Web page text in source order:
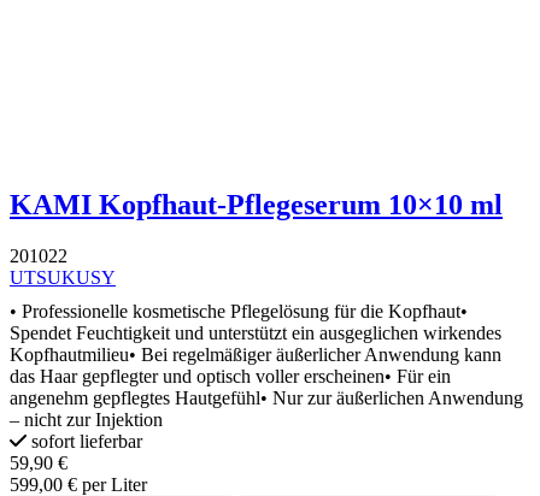
KAMI Kopfhaut-Pflegeserum 10×10 ml
201022
UTSUKUSY
• Professionelle kosmetische Pflegelösung für die Kopfhaut•
Spendet Feuchtigkeit und unterstützt ein ausgeglichen wirkendes
Kopfhautmilieu• Bei regelmäßiger äußerlicher Anwendung kann
das Haar gepflegter und optisch voller erscheinen• Für ein
angenehm gepflegtes Hautgefühl• Nur zur äußerlichen Anwendung
– nicht zur Injektion
sofort lieferbar
59,90 €
599,00 € per Liter